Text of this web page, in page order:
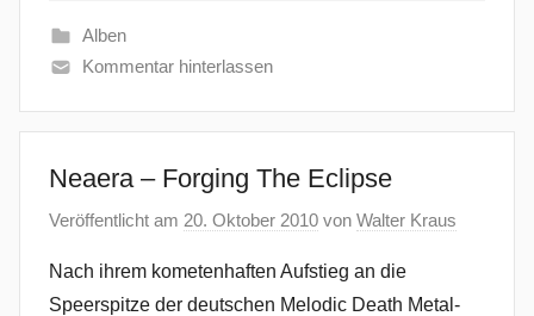
Alben
Kommentar hinterlassen
Neaera – Forging The Eclipse
Veröffentlicht am 20. Oktober 2010 von Walter Kraus
Nach ihrem kometenhaften Aufstieg an die
Speerspitze der deutschen Melodic Death Metal-